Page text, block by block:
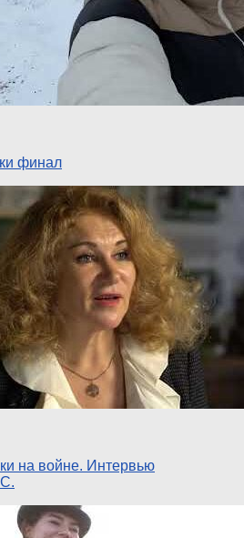
финал
на войне. Интервью